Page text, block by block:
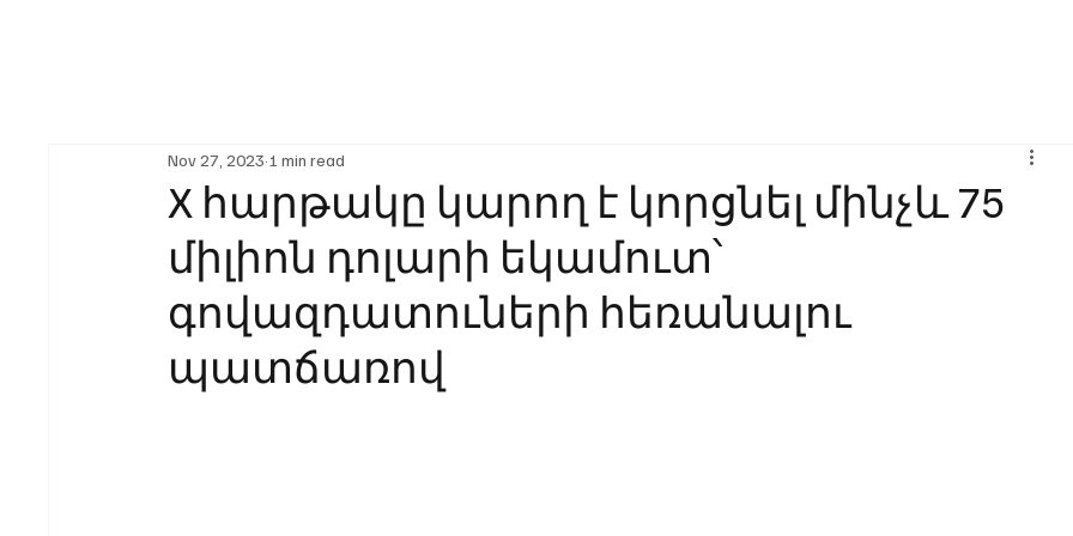
X հարթակը կարող է կորցնել մինչև 75
միլիոն դոլարի եկամուտ՝
գովազդատուների հեռանալու
պատճառով
Nov 27, 2023 1 min read